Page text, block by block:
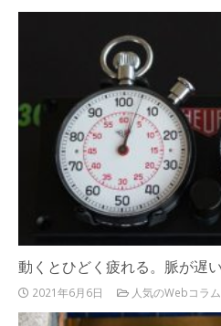
動くとひどく疲れる。脈が
2021年6月6日 人気のWebコラム